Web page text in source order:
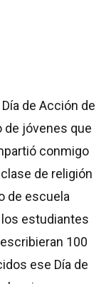
de Acción de
de jóvenes que
conmigo
de religión
de escuela
estudiantes
100
ese Día de